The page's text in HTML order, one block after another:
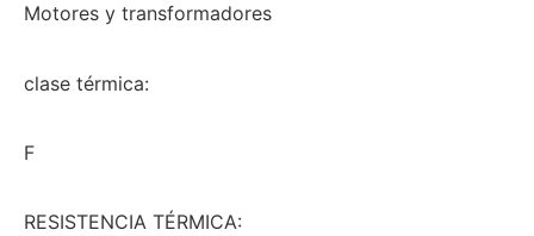
Motores y transformadores
clase térmica:
F
RESISTENCIA TÉRMICA: